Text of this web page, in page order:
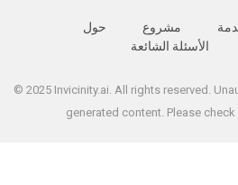
حول مشروع
الأسئلة الشائعة
© 2025 Invicinity.ai. All rights reserved.
generated content. Please